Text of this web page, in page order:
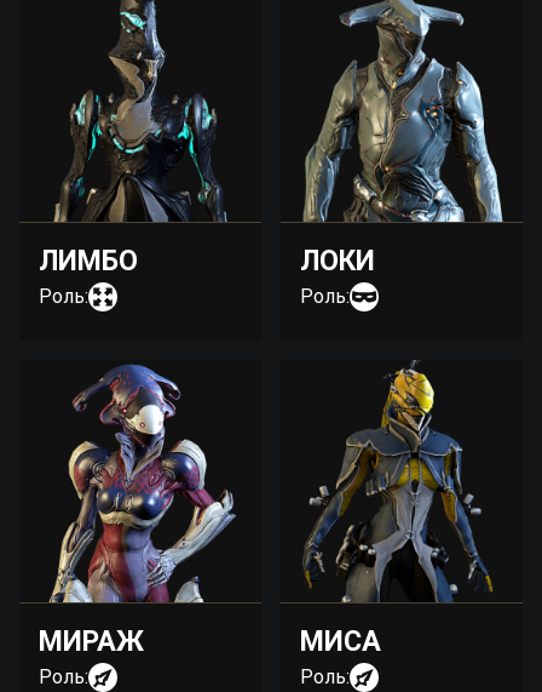
ЛИМБО
Роль:
ЛОКИ
Роль:
МИРАЖ
Роль:
МИСА
Роль: